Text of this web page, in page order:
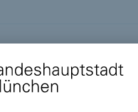
alemana, se le